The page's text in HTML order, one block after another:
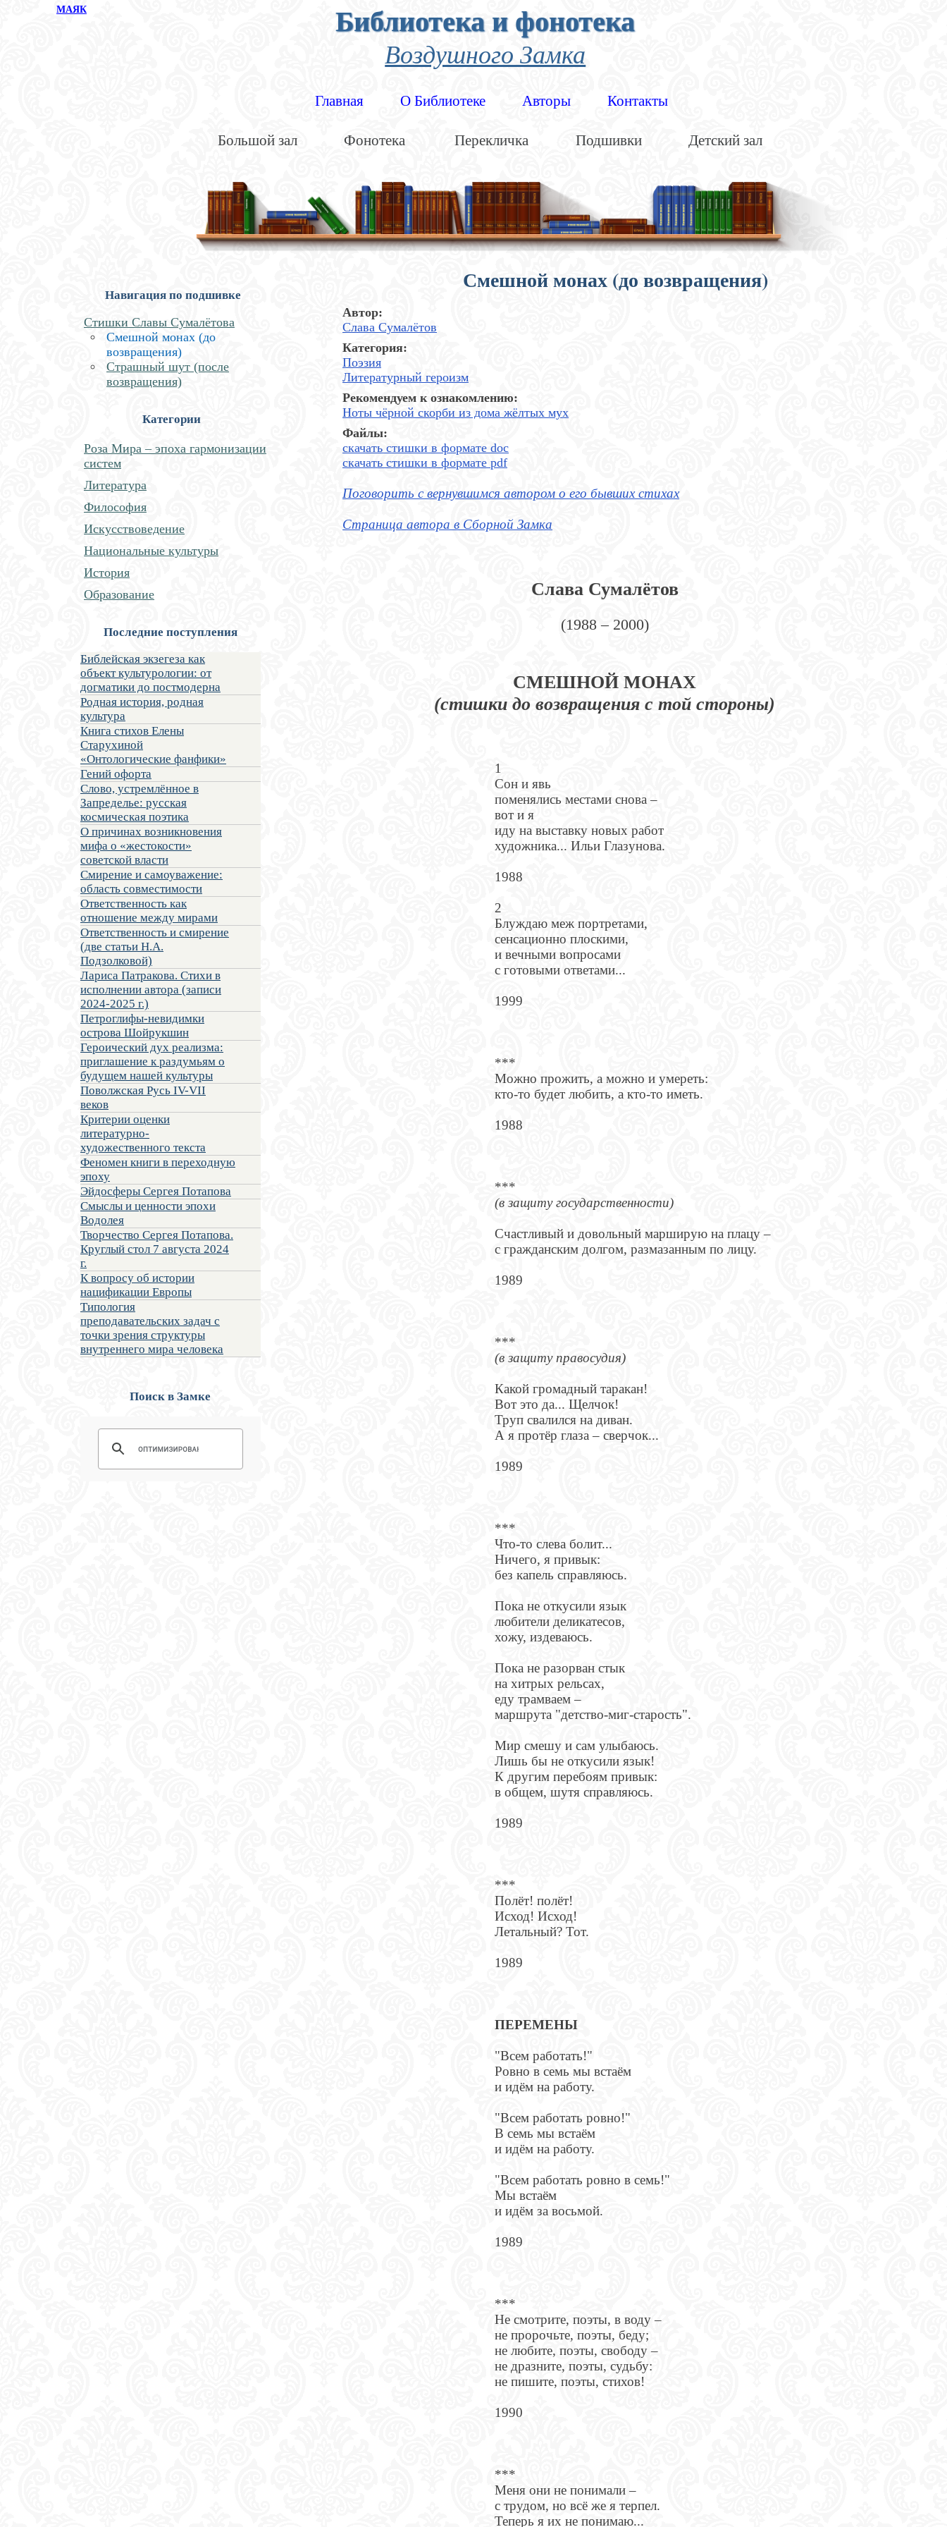
МАЯК Библиотека и фонотека
Воздушного Замка
Главная О Библиотеке Авторы Контакты
Большой зал Фонотека Перекличка Подшивки Детский зал
Навигация по подшивке
Стишки Славы Сумалётова
Смешной монах (до
возвращения)
Страшный шут (после
возвращения)
Категории
Роза Мира – эпоха гармонизации
систем
Литература
Философия
Искусствоведение
Национальные культуры
История
Образование
Последние поступления
Библейская экзегеза как
объект культурологии: от
догматики до постмодерна
Родная история, родная
культура
Книга стихов Елены
Старухиной
«Онтологические фанфики»
Гений офорта
Слово, устремлённое в
Запределье: русская
космическая поэтика
О причинах возникновения
мифа о «жестокости»
советской власти
Смирение и самоуважение:
область совместимости
Ответственность как
отношение между мирами
Ответственность и смирение
(две статьи Н.А.
Подзолковой)
Лариса Патракова. Стихи в
исполнении автора (записи
2024-2025 г.)
Петроглифы-невидимки
острова Шойрукшин
Героический дух реализма:
приглашение к раздумьям о
будущем нашей культуры
Поволжская Русь IV-VII
веков
Критерии оценки
литературно-
художественного текста
Феномен книги в переходную
эпоху
Эйдосферы Сергея Потапова
Смыслы и ценности эпохи
Водолея
Творчество Сергея Потапова.
Круглый стол 7 августа 2024
г.
К вопросу об истории
нацификации Европы
Типология
преподавательских задач с
точки зрения структуры
внутреннего мира человека
Поиск в Замке
Смешной монах (до возвращения)
Автор:
Слава Сумалётов
Категория:
Поэзия
Литературный героизм
Рекомендуем к ознакомлению:
Ноты чёрной скорби из дома жёлтых мух
Файлы:
скачать стишки в формате doc
скачать стишки в формате pdf
Поговорить с вернувшимся автором о его бывших стихах
Страница автора в Сборной Замка
Слава Сумалётов
(1988 – 2000)
СМЕШНОЙ МОНАХ
(стишки до возвращения с той стороны)
1
Сон и явь
поменялись местами снова –
вот и я
иду на выставку новых работ
художника... Ильи Глазунова.
1988
2
Блуждаю меж портретами,
сенсационно плоскими,
и вечными вопросами
с готовыми ответами...
1999
***
Можно прожить, а можно и умереть:
кто-то будет любить, а кто-то иметь.
1988
***
(в защиту государственности)
Счастливый и довольный марширую на плацу –
с гражданским долгом, размазанным по лицу.
1989
***
(в защиту правосудия)
Какой громадный таракан!
Вот это да... Щелчок!
Труп свалился на диван.
А я протёр глаза – сверчок...
1989
***
Что-то слева болит...
Ничего, я привык:
без капель справляюсь.
Пока не откусили язык
любители деликатесов,
хожу, издеваюсь.
Пока не разорван стык
на хитрых рельсах,
еду трамваем –
маршрута "детство-миг-старость".
Мир смешу и сам улыбаюсь.
Лишь бы не откусили язык!
К другим перебоям привык:
в общем, шутя справляюсь.
1989
***
Полёт! полёт!
Исход! Исход!
Летальный? Тот.
1989
ПЕРЕМЕНЫ
"Всем работать!"
Ровно в семь мы встаём
и идём на работу.
"Всем работать ровно!"
В семь мы встаём
и идём на работу.
"Всем работать ровно в семь!"
Мы встаём
и идём за восьмой.
1989
***
Не смотрите, поэты, в воду –
не пророчьте, поэты, беду;
не любите, поэты, свободу –
не дразните, поэты, судьбу:
не пишите, поэты, стихов!
1990
***
Меня они не понимали –
с трудом, но всё же я терпел.
Теперь я их не понимаю...